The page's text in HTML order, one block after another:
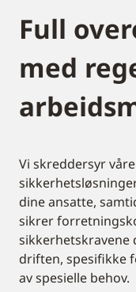
Full
med
Vi skreddersyr
dine ansatte,
sikrer
sikkerhetskravene
driften, spesifikke
av spesielle behov.